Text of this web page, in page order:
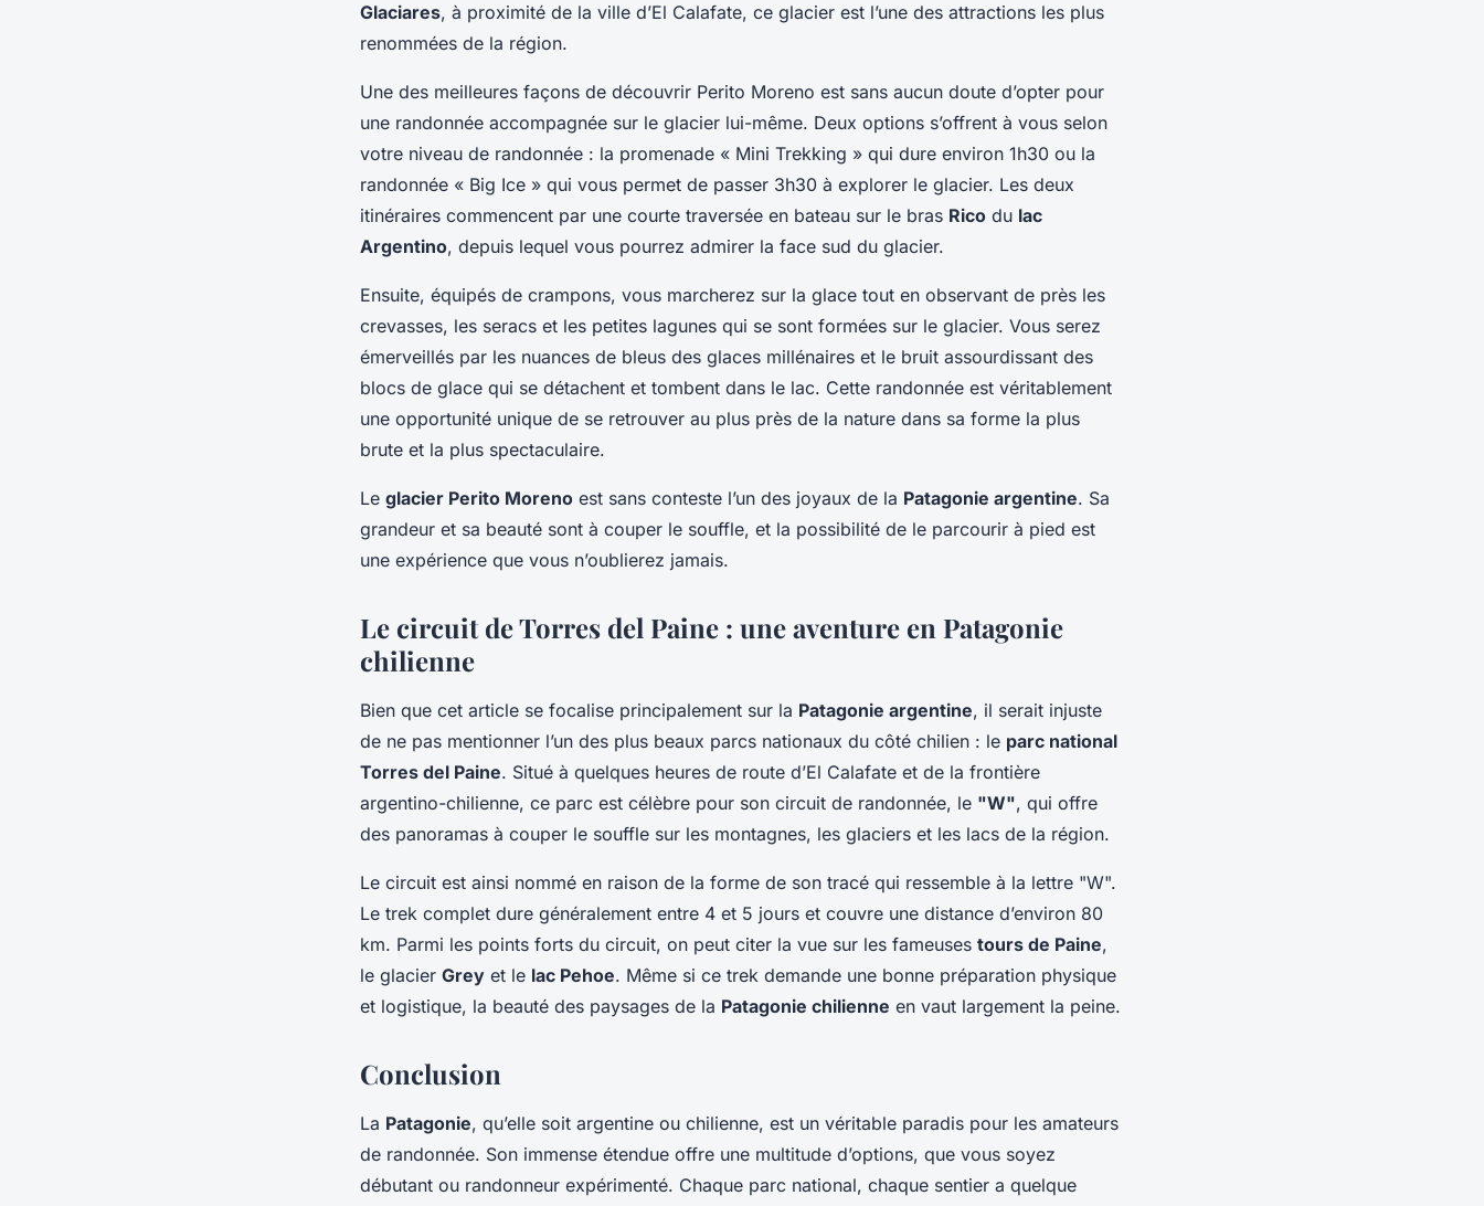
Glaciares, à proximité de la ville d’El Calafate, ce glacier est l’une des attractions les plus
renommées de la région.
Une des meilleures façons de découvrir Perito Moreno est sans aucun doute d’opter pour
une randonnée accompagnée sur le glacier lui-même. Deux options s’offrent à vous selon
votre niveau de randonnée : la promenade « Mini Trekking » qui dure environ 1h30 ou la
randonnée « Big Ice » qui vous permet de passer 3h30 à explorer le glacier. Les deux
itinéraires commencent par une courte traversée en bateau sur le bras Rico du lac
Argentino, depuis lequel vous pourrez admirer la face sud du glacier.
Ensuite, équipés de crampons, vous marcherez sur la glace tout en observant de près les
crevasses, les seracs et les petites lagunes qui se sont formées sur le glacier. Vous serez
émerveillés par les nuances de bleus des glaces millénaires et le bruit assourdissant des
blocs de glace qui se détachent et tombent dans le lac. Cette randonnée est véritablement
une opportunité unique de se retrouver au plus près de la nature dans sa forme la plus
brute et la plus spectaculaire.
Le glacier Perito Moreno est sans conteste l’un des joyaux de la Patagonie argentine. Sa
grandeur et sa beauté sont à couper le souffle, et la possibilité de le parcourir à pied est
une expérience que vous n’oublierez jamais.
Le circuit de Torres del Paine : une aventure en Patagonie
chilienne
Bien que cet article se focalise principalement sur la Patagonie argentine, il serait injuste
de ne pas mentionner l’un des plus beaux parcs nationaux du côté chilien : le parc national
Torres del Paine. Situé à quelques heures de route d’El Calafate et de la frontière
argentino-chilienne, ce parc est célèbre pour son circuit de randonnée, le "W", qui offre
des panoramas à couper le souffle sur les montagnes, les glaciers et les lacs de la région.
Le circuit est ainsi nommé en raison de la forme de son tracé qui ressemble à la lettre "W".
Le trek complet dure généralement entre 4 et 5 jours et couvre une distance d’environ 80
km. Parmi les points forts du circuit, on peut citer la vue sur les fameuses tours de Paine,
le glacier Grey et le lac Pehoe. Même si ce trek demande une bonne préparation physique
et logistique, la beauté des paysages de la Patagonie chilienne en vaut largement la peine.
Conclusion
La Patagonie, qu’elle soit argentine ou chilienne, est un véritable paradis pour les amateurs
de randonnée. Son immense étendue offre une multitude d’options, que vous soyez
débutant ou randonneur expérimenté. Chaque parc national, chaque sentier a quelque